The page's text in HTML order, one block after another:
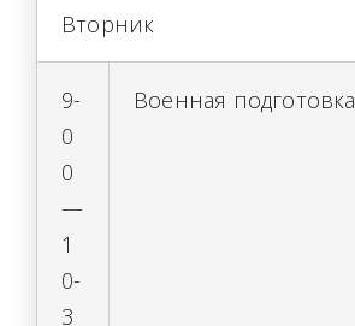
Вторник
9-
0
0
—
1
0-
3
Военная подготовка